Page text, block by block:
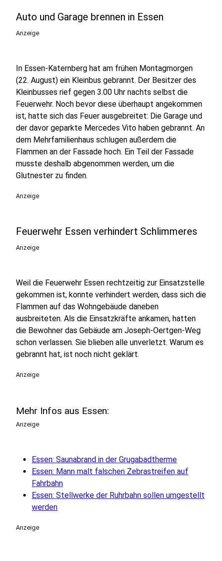
Auto und Garage brennen in Essen
Anzeige
In Essen-Katernberg hat am frühen Montagmorgen
(22. August) ein Kleinbus gebrannt. Der Besitzer des
Kleinbusses rief gegen 3.00 Uhr nachts selbst die
Feuerwehr. Noch bevor diese überhaupt angekommen
ist, hatte sich das Feuer ausgebreitet: Die Garage und
der davor geparkte Mercedes Vito haben gebrannt. An
dem Mehrfamilienhaus schlugen außerdem die
Flammen an der Fassade hoch. Ein Teil der Fassade
musste deshalb abgenommen werden, um die
Glutnester zu finden.
Anzeige
Feuerwehr Essen verhindert Schlimmeres
Anzeige
Weil die Feuerwehr Essen rechtzeitig zur Einsatzstelle
gekommen ist, konnte verhindert werden, dass sich die
Flammen auf das Wohngebäude daneben
ausbreiteten. Als die Einsatzkräfte ankamen, hatten
die Bewohner das Gebäude am Joseph-Oertgen-Weg
schon verlassen. Sie blieben alle unverletzt. Warum es
gebrannt hat, ist noch nicht geklärt.
Anzeige
Mehr Infos aus Essen:
Anzeige
Essen: Saunabrand in der Grugabadtherme
Essen: Mann malt falschen Zebrastreifen auf
Fahrbahn
Essen: Stellwerke der Ruhrbahn sollen umgestellt
werden
Anzeige